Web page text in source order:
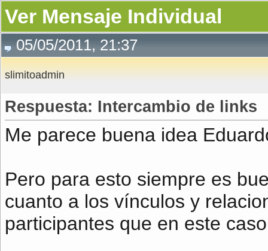
Ver Mensaje Individual
05/05/2011, 21:37
slimitoadmin
Respuesta: Intercambio de links
Me parece buena idea
Pero para esto siempre es
cuanto a los vínculos y
participantes que en este